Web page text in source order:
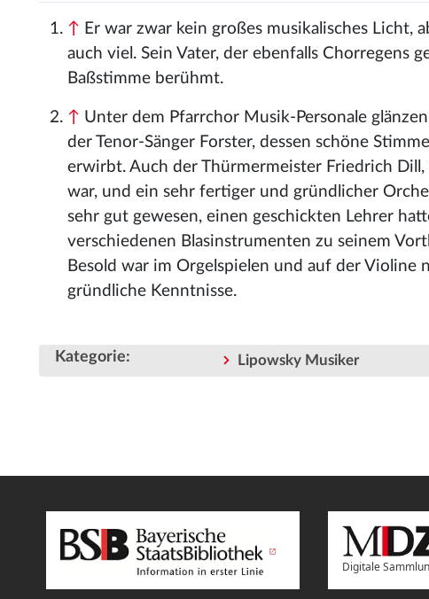
↑ Er war zwar kein großes musikalisches Licht,
auch viel. Sein Vater, der ebenfalls Chorregens
Baßstimme berühmt.
↑ Unter dem Pfarrchor Musik-Personale
der Tenor-Sänger Forster, dessen schöne
erwirbt. Auch der Thürmermeister Friedrich
war, und ein sehr fertiger und gründlicher
sehr gut gewesen, einen geschickten Lehrer
verschiedenen Blasinstrumenten zu seinem
Besold war im Orgelspielen und auf der Violine
gründliche Kenntnisse.
Kategorie: Lipowsky Musiker
Digitale